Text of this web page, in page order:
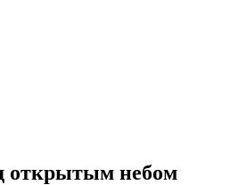
открытым небом